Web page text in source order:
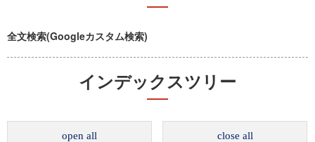
全文検索(Googleカスタム検索)
インデックスツリー
open all close all